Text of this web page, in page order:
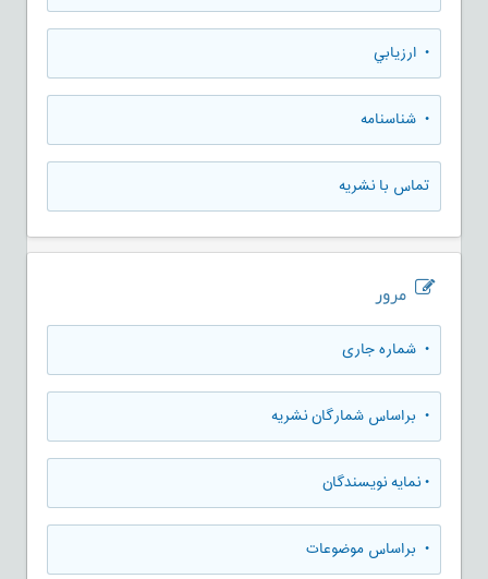
• ارزيابي
• شناسنامه
تماس با نشریه
مرور
• شماره جاری
• براساس شمارگان نشریه
•نمایه نویسندگان
• براساس موضوعات